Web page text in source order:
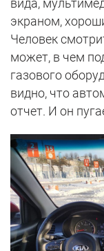
экраном,
Человек
может, в чем
газового
видно, что
отчет. И он